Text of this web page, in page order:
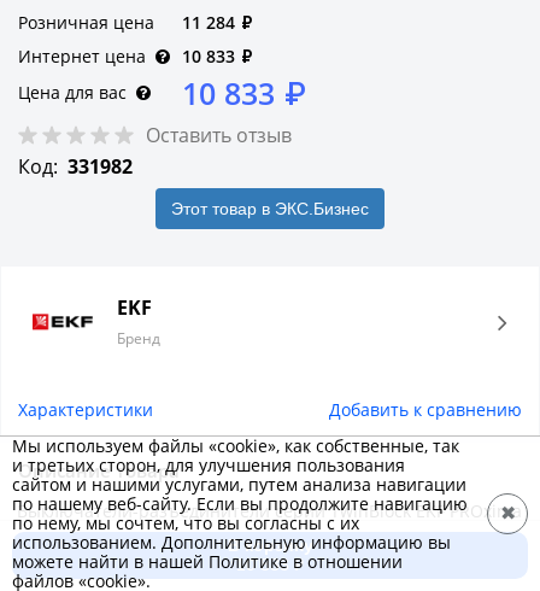
Розничная цена 11 284 ₽
Интернет цена
10 833 ₽
Цена для вас
10 833 ₽
Оставить отзыв
Код: 331982
Этот товар в ЭКС.Бизнес
EKF
Бренд
Характеристики Добавить к сравнению
Описание товара
Выключатели-разъединители серии TwinBlock EKF PROxima
предназначены для пропускания номинальных токов,
включения и отключения электрических цепей
В корзину
10 833 ₽
Мы используем файлы «cookie», как собственные, так
и третьих сторон, для улучшения пользования
сайтом и нашими услугами, путем анализа навигации
по нашему веб-сайту. Если вы продолжите навигацию
по нему, мы сочтем, что вы согласны с их
использованием. Дополнительную информацию вы
можете найти в нашей Политике в отношении
файлов «cookie».
✖